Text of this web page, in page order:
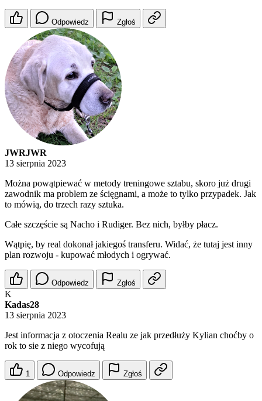
Odpowiedz Zgłoś
JWRJWR
13 sierpnia 2023
Można powątpiewać w metody treningowe sztabu, skoro już drugi
zawodnik ma problem ze ścięgnami, a może to tylko przypadek. Jak
to mówią, do trzech razy sztuka.
Całe szczęście są Nacho i Rudiger. Bez nich, byłby płacz.
Wątpię, by real dokonał jakiegoś transferu. Widać, że tutaj jest inny
plan rozwoju - kupować młodych i ogrywać.
Odpowiedz Zgłoś
K
Kadas28
13 sierpnia 2023
Jest informacja z otoczenia Realu ze jak przedłuży Kylian choćby o
rok to sie z niego wycofują
1 Odpowiedz Zgłoś